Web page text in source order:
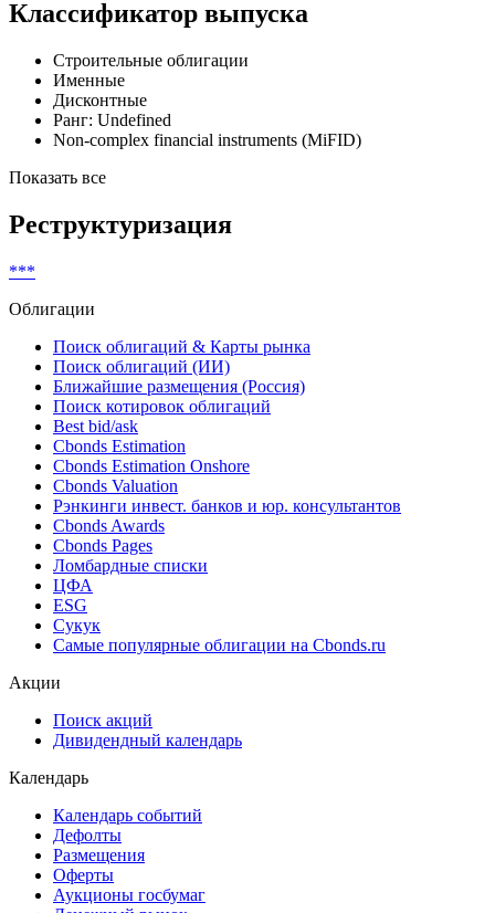
Классификатор выпуска
Строительные облигации
Именные
Дисконтные
Ранг: Undefined
Non-complex financial instruments (MiFID)
Показать все
Реструктуризация
***
Облигации
Поиск облигаций & Карты рынка
Поиск облигаций (ИИ)
Ближайшие размещения (Россия)
Поиск котировок облигаций
Best bid/ask
Cbonds Estimation
Cbonds Estimation Onshore
Cbonds Valuation
Рэнкинги инвест. банков и юр. консультантов
Cbonds Awards
Cbonds Pages
Ломбардные списки
ЦФА
ESG
Сукук
Самые популярные облигации на Cbonds.ru
Акции
Поиск акций
Дивидендный календарь
Календарь
Календарь событий
Дефолты
Размещения
Оферты
Аукционы госбумаг